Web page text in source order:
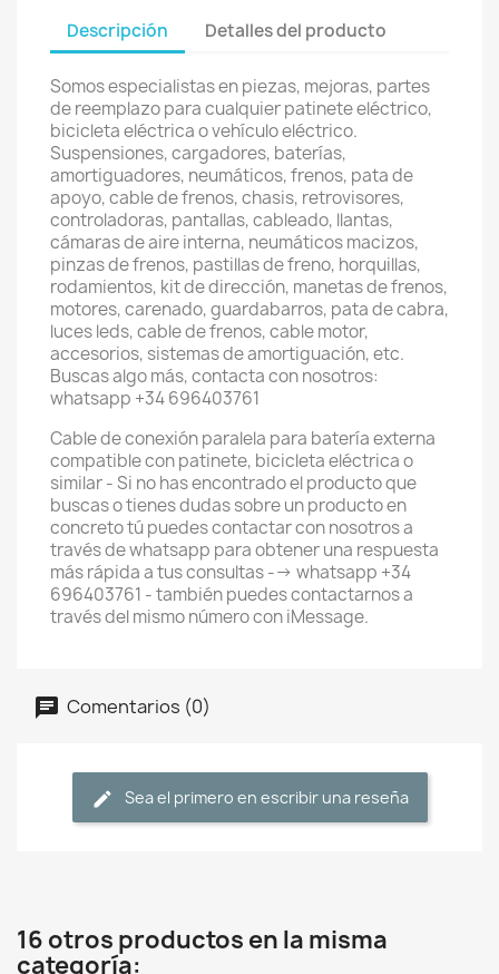
Descripción Detalles del producto
Somos especialistas en piezas, mejoras, partes
de reemplazo para cualquier patinete eléctrico,
bicicleta eléctrica o vehículo eléctrico.
Suspensiones, cargadores, baterías,
amortiguadores, neumáticos, frenos, pata de
apoyo, cable de frenos, chasis, retrovisores,
controladoras, pantallas, cableado, llantas,
cámaras de aire interna, neumáticos macizos,
pinzas de frenos, pastillas de freno, horquillas,
rodamientos, kit de dirección, manetas de frenos,
motores, carenado, guardabarros, pata de cabra,
luces leds, cable de frenos, cable motor,
accesorios, sistemas de amortiguación, etc.
Buscas algo más, contacta con nosotros:
whatsapp +34 696403761
Cable de conexión paralela para batería externa
compatible con patinete, bicicleta eléctrica o
similar - Si no has encontrado el producto que
buscas o tienes dudas sobre un producto en
concreto tú puedes contactar con nosotros a
través de whatsapp para obtener una respuesta
más rápida a tus consultas --> whatsapp +34
696403761 - también puedes contactarnos a
través del mismo número con iMessage.
Comentarios (0)
Sea el primero en escribir una reseña
16 otros productos en la misma
categoría: